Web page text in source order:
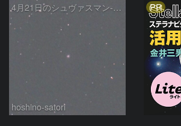
4月21日のシュヴァスマン-ヴァハマン第1彗星（Schwassmann-Wachmann 1）
hoshino-satori
PR